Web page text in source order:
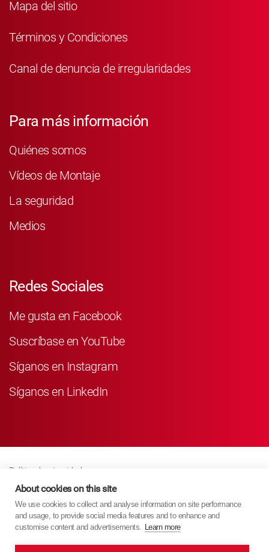
Mapa del sitio
Términos y Condiciones
Canal de denuncia de irregularidades
Para más información
Quiénes somos
Vídeos de Montaje
La seguridad
Medios
Redes Sociales
Me gusta en Facebook
Suscríbase en YouTube
Síganos en Instagram
Síganos en LinkedIn
Política de privacidad
Business Partner Privacy
Política De Cookies
Modern Slavery Act Policy
About cookies on this site
We use cookies to collect and analyse information on site performance
and usage, to provide social media features and to enhance and
customise content and advertisements. Learn more